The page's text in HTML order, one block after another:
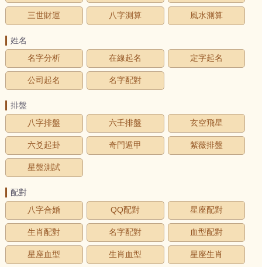
三世財運 八字測算 風水測算
姓名
名字分析
在線起名 定字起名
公司起名 名字配對
排盤
八字排盤
六壬排盤 玄空飛星
六爻起卦 奇門遁甲 紫薇排盤
星盤測試
配對
八字合婚
QQ配對 星座配對
生肖配對 名字配對 血型配對
星座血型 生肖血型 星座生肖